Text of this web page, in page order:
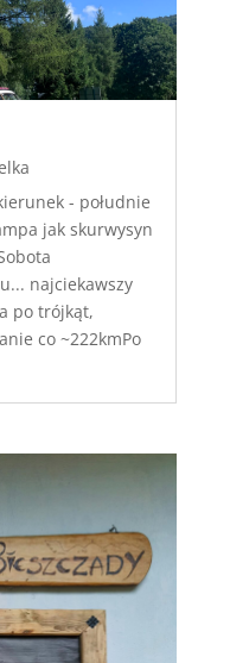
- południe
jak skurwysyn
najciekawszy
po trójkąt,
co ~222kmPo